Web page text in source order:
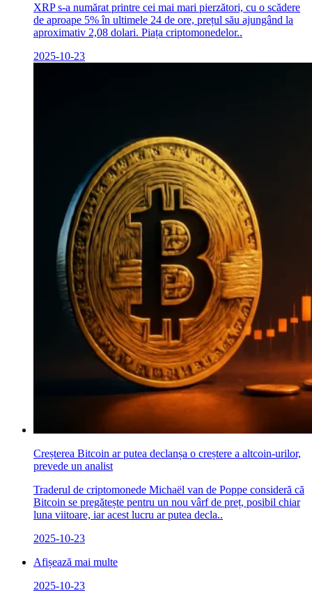
XRP s-a numărat printre cei mai mari pierzători, cu o scădere
de aproape 5% în ultimele 24 de ore, prețul său ajungând la
aproximativ 2,08 dolari. Piața criptomonedelor..
2025-10-23
Creșterea Bitcoin ar putea declanșa o creștere a altcoin-urilor,
prevede un analist
Traderul de criptomonede Michaël van de Poppe consideră că
Bitcoin se pregătește pentru un nou vârf de preț, posibil chiar
luna viitoare, iar acest lucru ar putea decla..
2025-10-23
Afișează mai multe
2025-10-23